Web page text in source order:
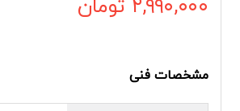
۲,۹۹۰,۰۰۰ تومان
مشخصات فنی